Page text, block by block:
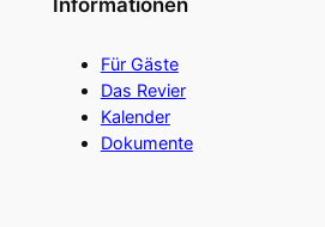
Informationen
Für Gäste
Das Revier
Kalender
Dokumente